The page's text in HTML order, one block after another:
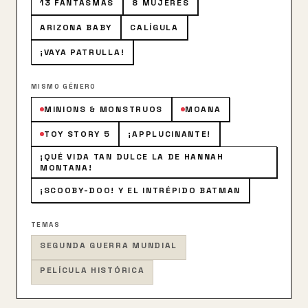
13 FANTASMAS 8 MUJERES
ARIZONA BABY CALÍGULA
¡VAYA PATRULLA!
MISMO GÉNERO
MINIONS & MONSTRUOS MOANA
TOY STORY 5 ¡APPLUCINANTE!
¡QUÉ VIDA TAN DULCE LA DE HANNAH
MONTANA!
¡SCOOBY-DOO! Y EL INTRÉPIDO BATMAN
TEMAS
SEGUNDA GUERRA MUNDIAL
PELÍCULA HISTÓRICA